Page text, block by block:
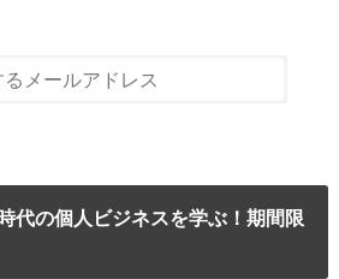
代の個人ビジネスを学ぶ！期間限